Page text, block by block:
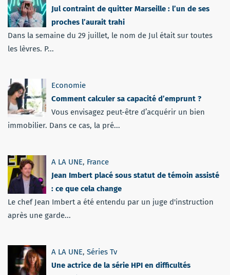
Jul contraint de quitter Marseille : l’un de ses
proches l’aurait trahi
Dans la semaine du 29 juillet, le nom de Jul était sur toutes
les lèvres. P...
Economie
Comment calculer sa capacité d’emprunt ?
Vous envisagez peut-être d’acquérir un bien
immobilier. Dans ce cas, la pré...
A LA UNE, France
Jean Imbert placé sous statut de témoin assisté
: ce que cela change
Le chef Jean Imbert a été entendu par un juge d'instruction
après une garde...
A LA UNE, Séries Tv
Une actrice de la série HPI en difficultés